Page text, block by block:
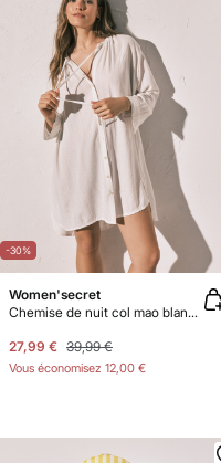
-30%
Women'secret
Chemise de nuit col mao blanche
27,99 € 39,99 €
Vous économisez 12,00 €